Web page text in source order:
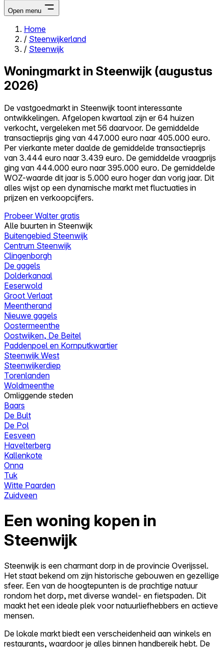
Open menu
Close menu
Alles-in-één
Reviews
Prijzen
Log in
Probeer Walter gratis
Home
/ Steenwijkerland
/ Steenwijk
Woningmarkt in Steenwijk (augustus
2026)
De vastgoedmarkt in Steenwijk toont interessante
ontwikkelingen. Afgelopen kwartaal zijn er 64 huizen
verkocht, vergeleken met 56 daarvoor. De gemiddelde
transactieprijs ging van 447.000 euro naar 405.000 euro.
Per vierkante meter daalde de gemiddelde transactieprijs
van 3.444 euro naar 3.439 euro. De gemiddelde vraagprijs
ging van 444.000 euro naar 395.000 euro. De gemiddelde
WOZ-waarde dit jaar is 5.000 euro hoger dan vorig jaar. Dit
alles wijst op een dynamische markt met fluctuaties in
prijzen en verkoopcijfers.
Probeer Walter gratis
Alle buurten in Steenwijk
Buitengebied Steenwijk
Centrum Steenwijk
Clingenborgh
De gagels
Dolderkanaal
Eeserwold
Groot Verlaat
Meentherand
Nieuwe gagels
Oostermeenthe
Oostwijken, De Beitel
Paddenpoel en Kornputkwartier
Steenwijk West
Steenwijkerdiep
Torenlanden
Woldmeenthe
Omliggende steden
Baars
De Bult
De Pol
Eesveen
Havelterberg
Kallenkote
Onna
Tuk
Witte Paarden
Zuidveen
Een woning kopen in
Steenwijk
Steenwijk is een charmant dorp in de provincie Overijssel.
Het staat bekend om zijn historische gebouwen en gezellige
sfeer. Een van de hoogtepunten is de prachtige natuur
rondom het dorp, met diverse wandel- en fietspaden. Dit
maakt het een ideale plek voor natuurliefhebbers en actieve
mensen.
De lokale markt biedt een verscheidenheid aan winkels en
restaurants, waardoor je alles binnen handbereik hebt. De